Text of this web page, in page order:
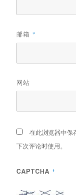
邮箱 *
网站
在此浏览器中保
下次评论时使用。
CAPTCHA *